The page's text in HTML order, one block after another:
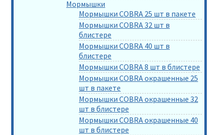
Мормышки
Мормышки COBRA 25 шт в пакете
Мормышки COBRA 32 шт в
блистере
Мормышки COBRA 40 шт в
блистере
Мормышки COBRA 8 шт в блистере
Мормышки COBRA окрашенные 25
шт в пакете
Мормышки COBRA окрашенные 32
шт в блистере
Мормышки COBRA окрашенные 40
шт в блистере